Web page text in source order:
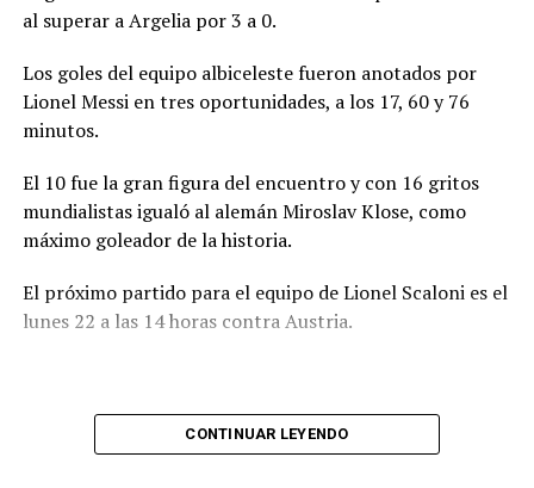
al superar a Argelia por 3 a 0.
Los goles del equipo albiceleste fueron anotados por
Lionel Messi en tres oportunidades, a los 17, 60 y 76
minutos.
El 10 fue la gran figura del encuentro y con 16 gritos
mundialistas igualó al alemán Miroslav Klose, como
máximo goleador de la historia.
El próximo partido para el equipo de Lionel Scaloni es el
lunes 22 a las 14 horas contra Austria.
CONTINUAR LEYENDO